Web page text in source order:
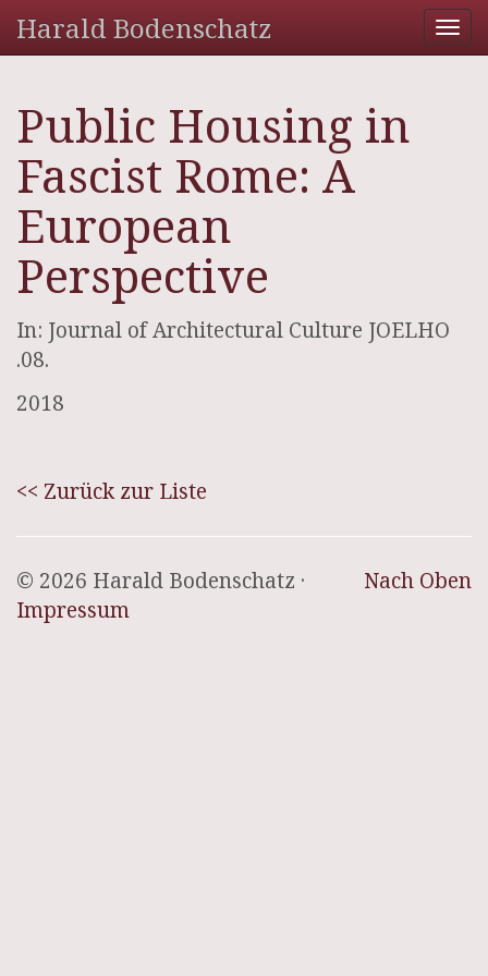
Harald Bodenschatz
Public Housing in
Fascist Rome: A
European
Perspective
In: Journal of Architectural Culture JOELHO
.08.
2018
<< Zurück zur Liste
Nach Oben
© 2026 Harald Bodenschatz ·
Impressum